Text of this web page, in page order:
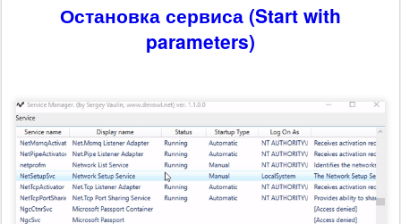
Остановка сервиса (Start with
parameters)